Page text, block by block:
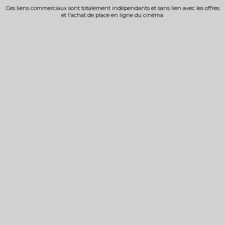
Ces liens commerciaux sont totalement indépendants et sans lien avec les offres
et l'achat de place en ligne du cinéma.